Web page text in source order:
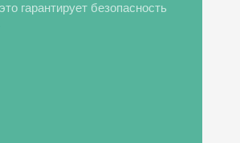
гарантирует безопасность